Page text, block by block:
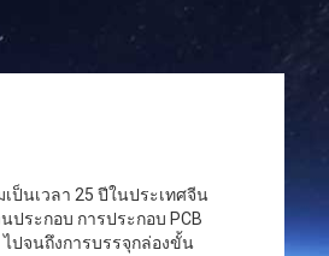
เป็นเวลา 25 ปีในประเทศจีน
ระกอบ การประกอบ PCB
ปจนถึงการบรรจุกล่องขั้น